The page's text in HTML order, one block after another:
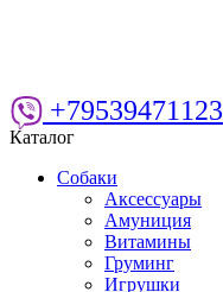
+79539471123
Каталог
Собаки
Аксессуары
Амуниция
Витамины
Груминг
Игрушки